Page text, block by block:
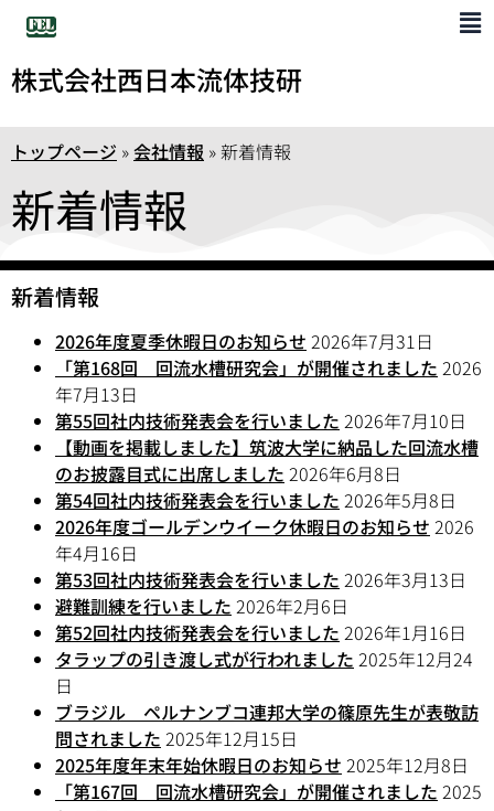
株式会社西日本流体技研
トップページ »会社情報 »新着情報
新着情報
新着情報
2026年度夏季休暇日のお知らせ 2026年7月31日
「第168回 回流水槽研究会」が開催されました 2026
年7月13日
第55回社内技術発表会を行いました 2026年7月10日
【動画を掲載しました】筑波大学に納品した回流水槽
のお披露目式に出席しました 2026年6月8日
第54回社内技術発表会を行いました 2026年5月8日
2026年度ゴールデンウイーク休暇日のお知らせ 2026
年4月16日
第53回社内技術発表会を行いました 2026年3月13日
避難訓練を行いました 2026年2月6日
第52回社内技術発表会を行いました 2026年1月16日
タラップの引き渡し式が行われました 2025年12月24
日
ブラジル ペルナンブコ連邦大学の篠原先生が表敬訪
問されました 2025年12月15日
2025年度年末年始休暇日のお知らせ 2025年12月8日
「第167回 回流水槽研究会」が開催されました 2025